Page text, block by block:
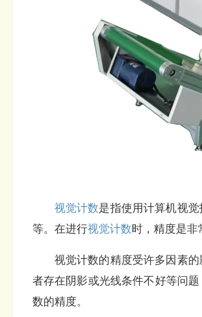
视觉计数是指使用计算机视
等。在进行视觉计数时，精度是非
视觉计数的精度受许多因素
者存在阴影或光线条件不好等问
数的精度。